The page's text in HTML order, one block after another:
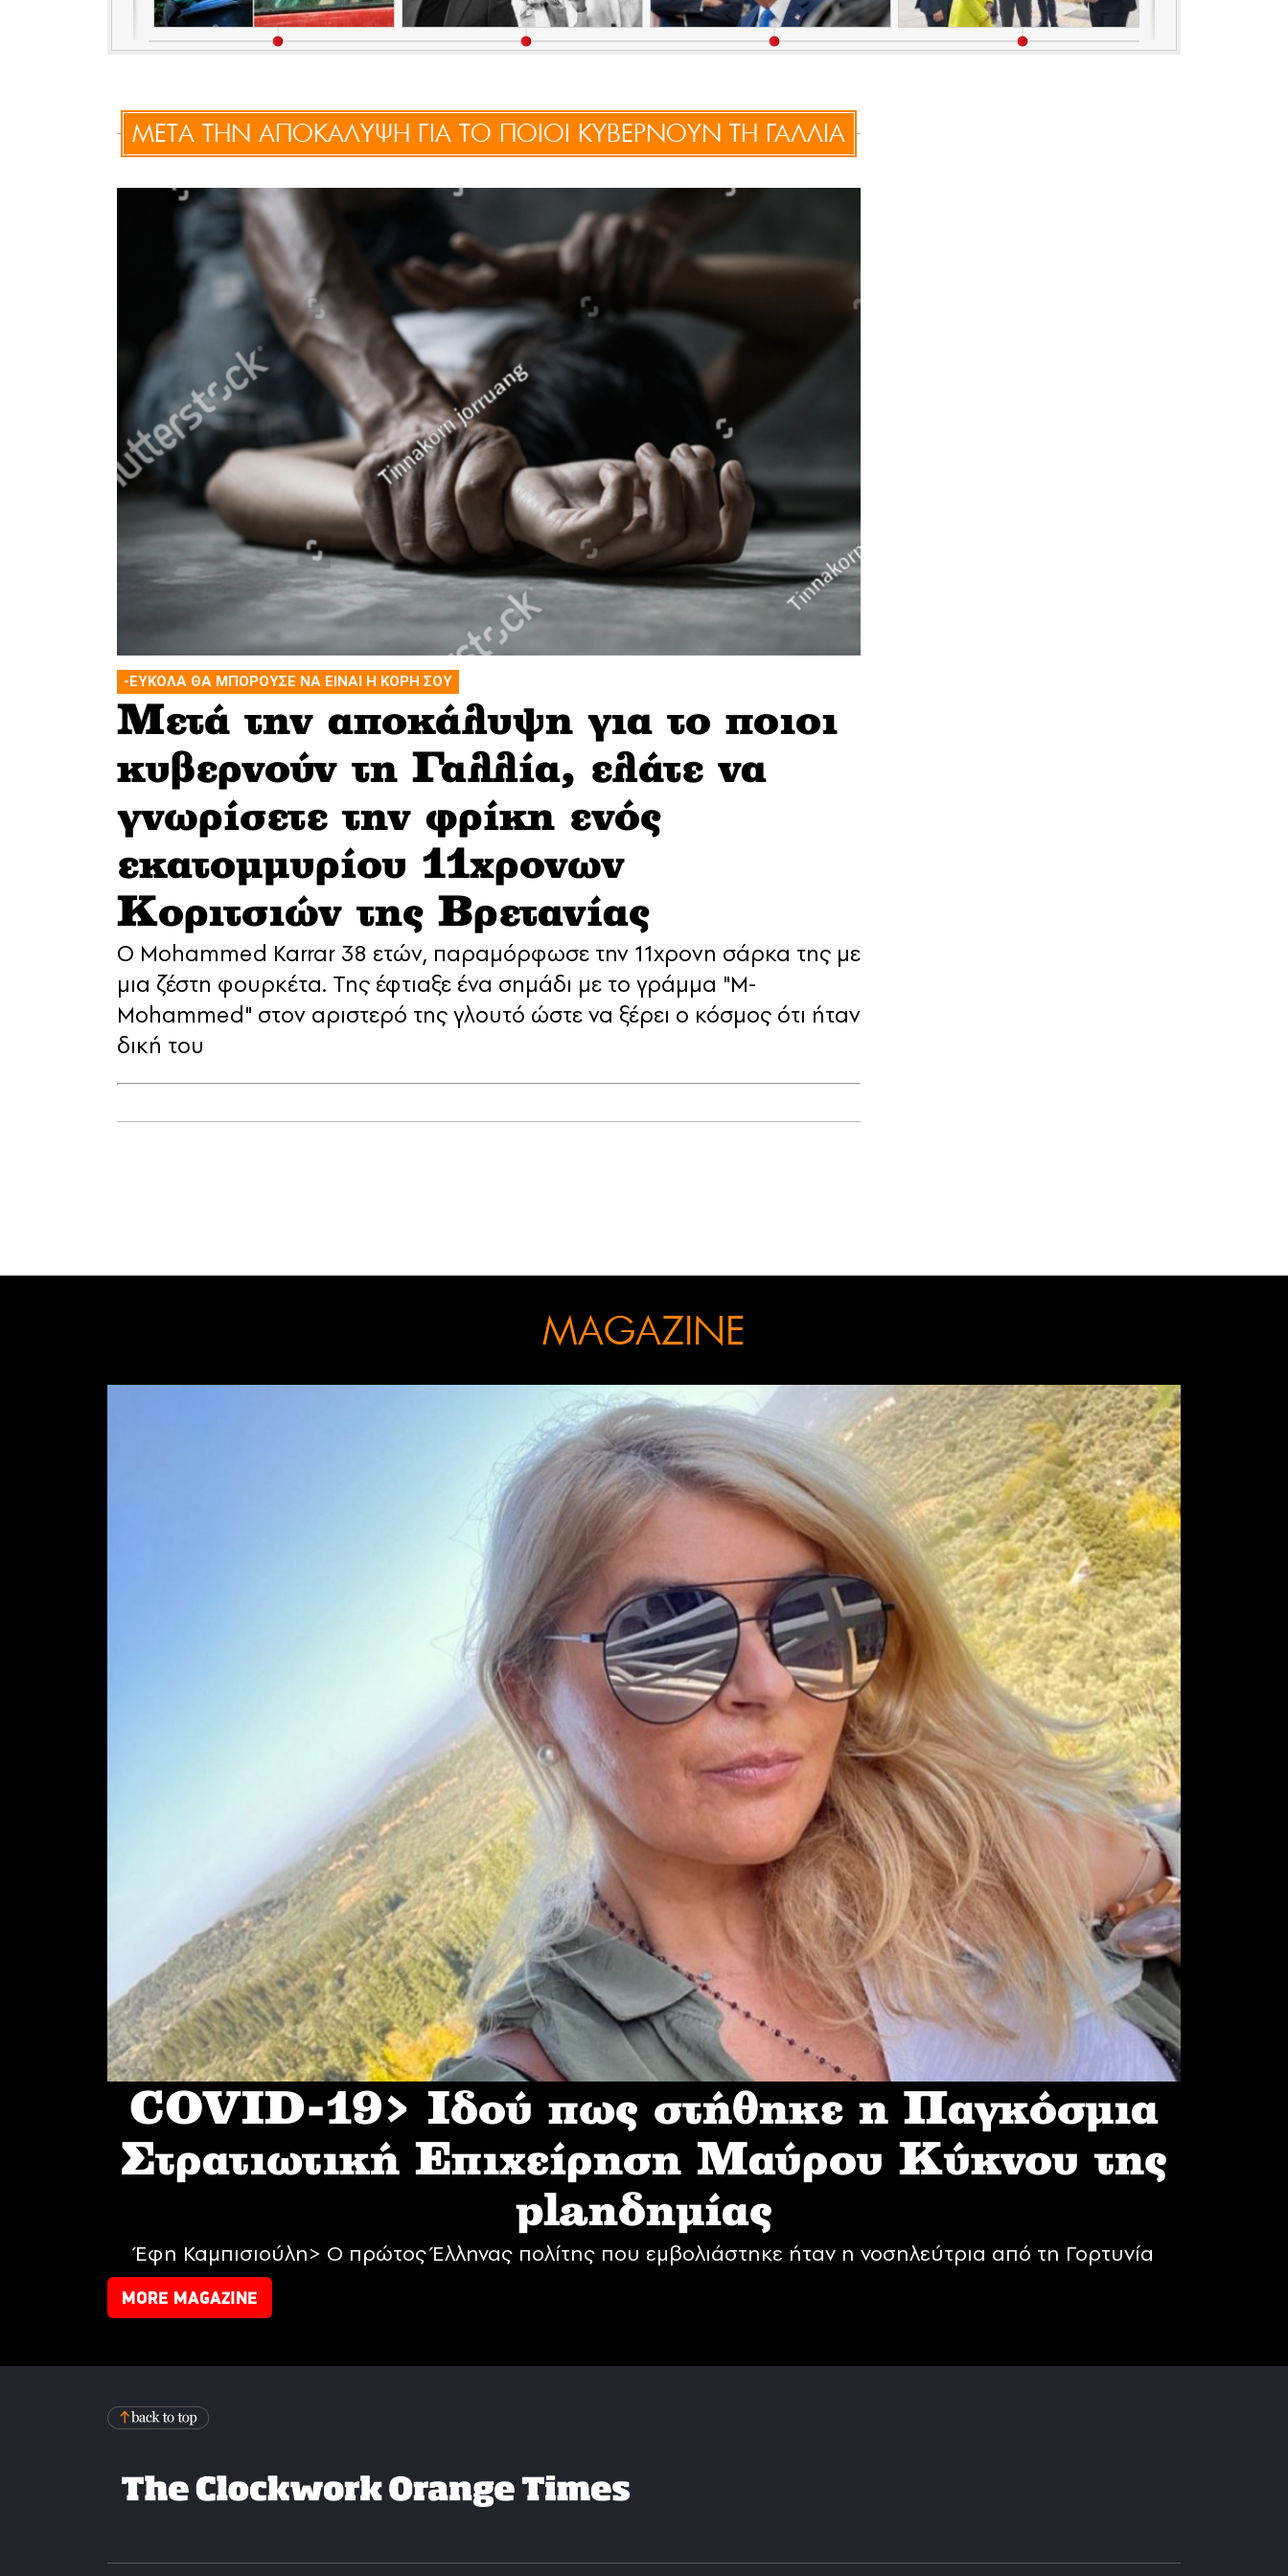
ΜΕΤΑ ΤΗΝ ΑΠΟΚΑΛΥΨΗ ΓΙΑ ΤΟ ΠΟΙΟΙ ΚΥΒΕΡΝΟΥΝ ΤΗ ΓΑΛΛΙΑ
-ΕΥΚΟΛΑ ΘΑ ΜΠΟΡΟΥΣΕ ΝΑ ΕΙΝΑΙ Η ΚΟΡΗ ΣΟΥ
Μετά την αποκάλυψη για το ποιοι
κυβερνούν τη Γαλλία, ελάτε να
γνωρίσετε την φρίκη ενός
εκατομμυρίου 11χρονων
Κοριτσιών της Βρετανίας
O Mohammed Karrar 38 ετών, παραμόρφωσε την 11χρονη σάρκα της με
μια ζέστη φουρκέτα. Της έφτιαξε ένα σημάδι με το γράμμα "Μ-
Mohammed" στον αριστερό της γλουτό ώστε να ξέρει ο κόσμος ότι ήταν
δική του
MAGAZINE
COVID-19> Iδού πως στήθηκε η Παγκόσμια
Στρατιωτική Επιχείρηση Mαύρου Κύκνου της
planδημίας
Έφη Καμπισιούλη> Ο πρώτος Έλληνας πολίτης που εμβολιάστηκε ήταν η νοσηλεύτρια από τη Γορτυνία
MORE MAGAZINE